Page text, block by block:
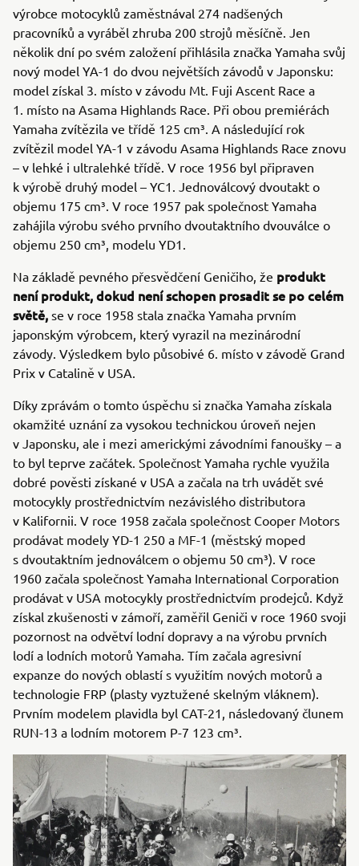
výrobce motocyklů zaměstnával 274 nadšených
pracovníků a vyráběl zhruba 200 strojů měsíčně. Jen
několik dní po svém založení přihlásila značka Yamaha svůj
nový model YA-1 do dvou největších závodů v Japonsku:
model získal 3. místo v závodu Mt. Fuji Ascent Race a
1. místo na Asama Highlands Race. Při obou premiérách
Yamaha zvítězila ve třídě 125 cm³. A následující rok
zvítězil model YA-1 v závodu Asama Highlands Race znovu
– v lehké i ultralehké třídě. V roce 1956 byl připraven
k výrobě druhý model – YC1. Jednoválcový dvoutakt o
objemu 175 cm³. V roce 1957 pak společnost Yamaha
zahájila výrobu svého prvního dvoutaktního dvouválce o
objemu 250 cm³, modelu YD1.
Na základě pevného přesvědčení Geničiho, že produkt
není produkt, dokud není schopen prosadit se po celém
světě, se v roce 1958 stala značka Yamaha prvním
japonským výrobcem, který vyrazil na mezinárodní
závody. Výsledkem bylo působivé 6. místo v závodě Grand
Prix v Catalině v USA.
Díky zprávám o tomto úspěchu si značka Yamaha získala
okamžité uznání za vysokou technickou úroveň nejen
v Japonsku, ale i mezi americkými závodními fanoušky – a
to byl teprve začátek. Společnost Yamaha rychle využila
dobré pověsti získané v USA a začala na trh uvádět své
motocykly prostřednictvím nezávislého distributora
v Kalifornii. V roce 1958 začala společnost Cooper Motors
prodávat modely YD-1 250 a MF-1 (městský moped
s dvoutaktním jednoválcem o objemu 50 cm³). V roce
1960 začala společnost Yamaha International Corporation
prodávat v USA motocykly prostřednictvím prodejců. Když
získal zkušenosti v zámoří, zaměřil Geniči v roce 1960 svoji
pozornost na odvětví lodní dopravy a na výrobu prvních
lodí a lodních motorů Yamaha. Tím začala agresivní
expanze do nových oblastí s využitím nových motorů a
technologie FRP (plasty vyztužené skelným vláknem).
Prvním modelem plavidla byl CAT-21, následovaný člunem
RUN-13 a lodním motorem P-7 123 cm³.